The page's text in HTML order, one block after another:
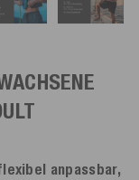
anpassbar,